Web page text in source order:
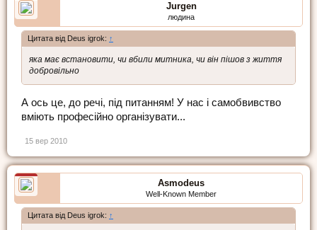
Jurgen
людина
Цитата від Deus igrok: ↑
яка має встановити, чи вбили митника, чи він пішов з життя
добровільно
А ось це, до речі, під питанням! У нас і самобвивство
вміють професійно організувати...
15 вер 2010
Asmodeus
Well-Known Member
Цитата від Deus igrok: ↑